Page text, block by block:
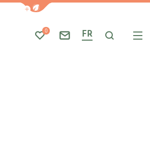
Afficher la barre de
Mes favoris
0
Nous contacter
FR Je
Photo 1, © christophe